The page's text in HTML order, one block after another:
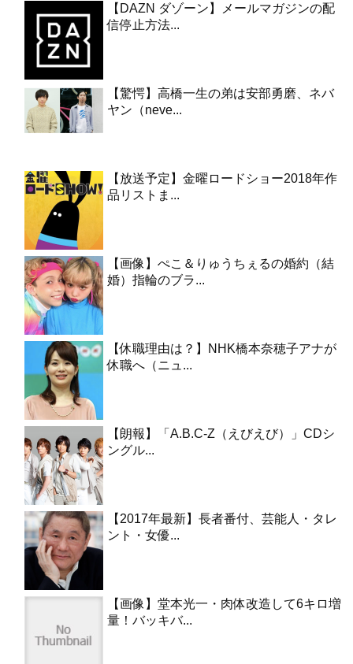
【DAZN ダゾーン】メールマガジンの配
信停止方法...
【驚愕】高橋一生の弟は安部勇磨、ネバ
ヤン（neve...
【放送予定】金曜ロードショー2018年作
品リストま...
【画像】ぺこ＆りゅうちぇるの婚約（結
婚）指輪のブラ...
【休職理由は？】NHK橋本奈穂子アナが
休職へ（ニュ...
【朗報】「A.B.C-Z（えびえび）」CDシ
ングル...
【2017年最新】長者番付、芸能人・タレ
ント・女優...
【画像】堂本光一・肉体改造して6キロ増
量！バッキバ...